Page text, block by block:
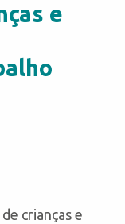
e
crianças e